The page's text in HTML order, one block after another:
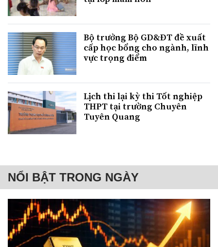
Bộ trưởng Bộ GD&ĐT đề xuất
cấp học bổng cho ngành, lĩnh
vực trọng điểm
Lịch thi lại kỳ thi Tốt nghiệp
THPT tại trường Chuyên
Tuyên Quang
NỔI BẬT TRONG NGÀY